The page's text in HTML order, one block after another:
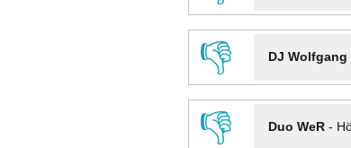
👎
DJ Wolfgang
👎
Duo WeR-